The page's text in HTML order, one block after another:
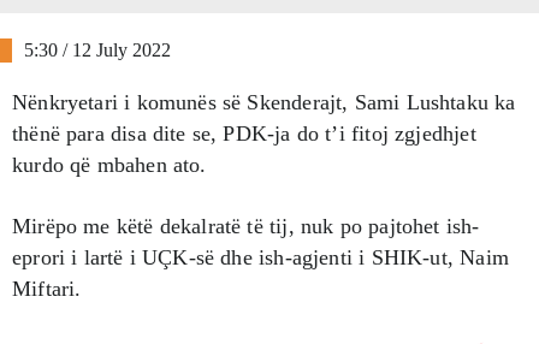
5:30 / 12 July 2022
Nënkryetari i komunës së Skenderajt, Sami Lushtaku ka
thënë para disa dite se, PDK-ja do t’i fitoj zgjedhjet
kurdo që mbahen ato.
Mirëpo me këtë dekalratë të tij, nuk po pajtohet ish-
eprori i lartë i UÇK-së dhe ish-agjenti i SHIK-ut, Naim
Miftari.